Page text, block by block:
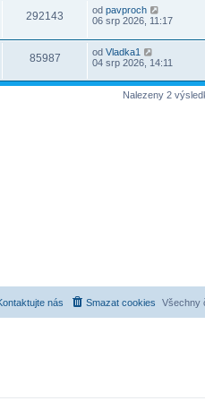
292143 od pavproch
06 srp 2026, 11:17
85987 od Vladka1
04 srp 2026, 14:11
Nalezeny 2
Všechny
Smazat cookies
nás